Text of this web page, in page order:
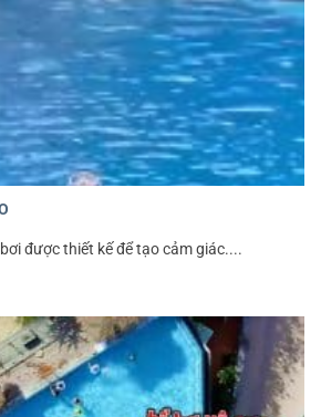
được thiết kế để tạo cảm giác....